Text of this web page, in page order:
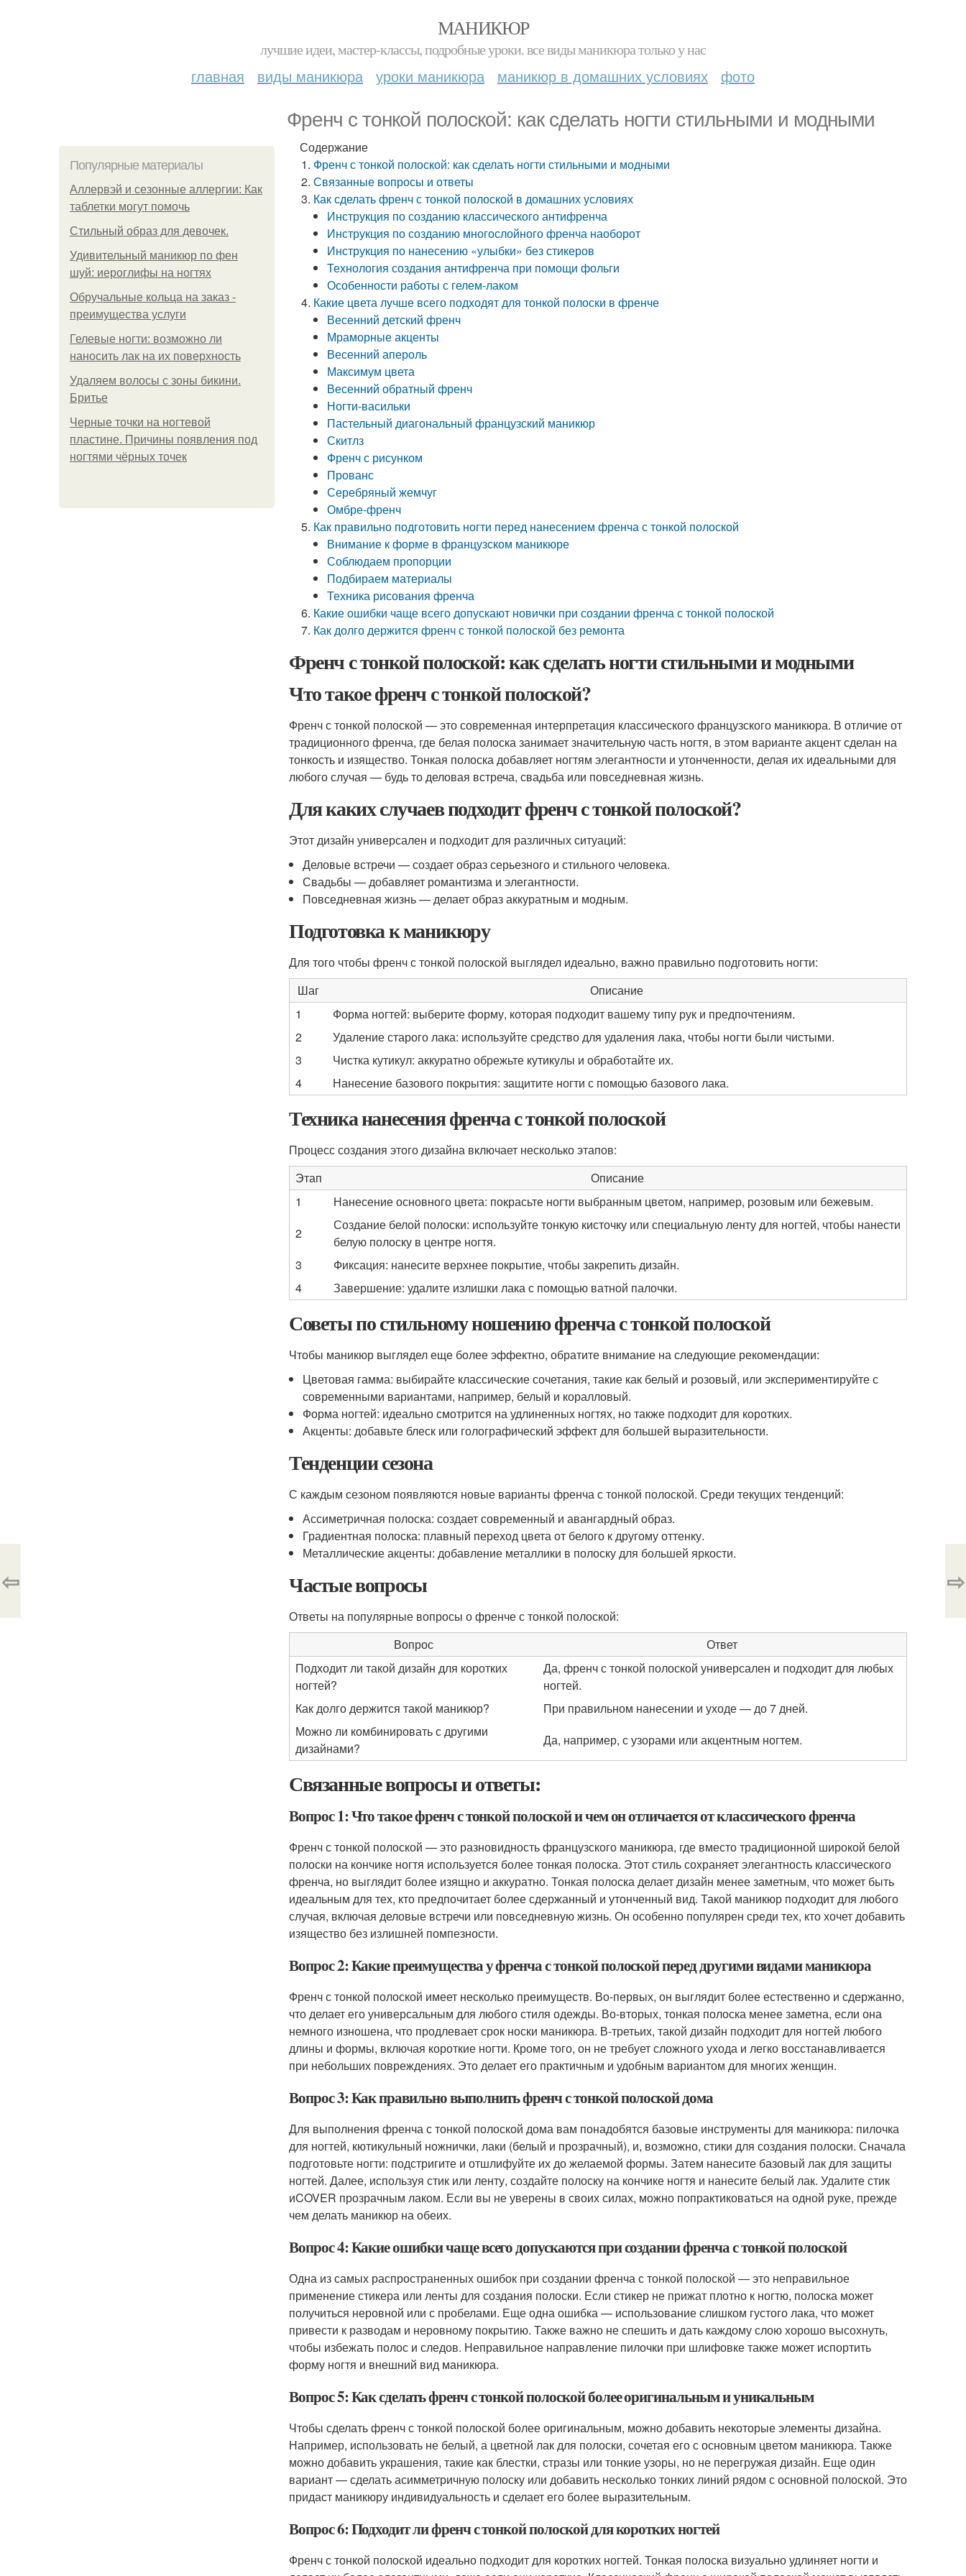
МАНИКЮР
лучшие идеи, мастер-классы, подробные уроки. все виды маникюра только у нас
главная виды маникюра уроки маникюра маникюр в домашних условиях фото
Френч с тонкой полоской: как сделать ногти стильными и модными
Популярные материалы
Аллервэй и сезонные аллергии: Как
таблетки могут помочь
Стильный образ для девочек.
Удивительный маникюр по фен
шуй: иероглифы на ногтях
Обручальные кольца на заказ -
преимущества услуги
Гелевые ногти: возможно ли
наносить лак на их поверхность
Удаляем волосы с зоны бикини.
Бритье
Черные точки на ногтевой
пластине. Причины появления под
ногтями чёрных точек
Содержание
Френч с тонкой полоской: как сделать ногти стильными и модными
Связанные вопросы и ответы
Как сделать френч с тонкой полоской в домашних условиях
Инструкция по созданию классического антифренча
Инструкция по созданию многослойного френча наоборот
Инструкция по нанесению «улыбки» без стикеров
Технология создания антифренча при помощи фольги
Особенности работы с гелем-лаком
Какие цвета лучше всего подходят для тонкой полоски в френче
Весенний детский френч
Мраморные акценты
Весенний апероль
Максимум цвета
Весенний обратный френч
Ногти-васильки
Пастельный диагональный французский маникюр
Скитлз
Френч с рисунком
Прованс
Серебряный жемчуг
Омбре-френч
Как правильно подготовить ногти перед нанесением френча с тонкой полоской
Внимание к форме в французском маникюре
Соблюдаем пропорции
Подбираем материалы
Техника рисования френча
Какие ошибки чаще всего допускают новички при создании френча с тонкой полоской
Как долго держится френч с тонкой полоской без ремонта
Френч с тонкой полоской: как сделать ногти стильными и модными
Что такое френч с тонкой полоской?
Френч с тонкой полоской — это современная интерпретация классического французского маникюра. В отличие от
традиционного френча, где белая полоска занимает значительную часть ногтя, в этом варианте акцент сделан на
тонкость и изящество. Тонкая полоска добавляет ногтям элегантности и утонченности, делая их идеальными для
любого случая — будь то деловая встреча, свадьба или повседневная жизнь.
Для каких случаев подходит френч с тонкой полоской?
Этот дизайн универсален и подходит для различных ситуаций:
Деловые встречи — создает образ серьезного и стильного человека.
Свадьбы — добавляет романтизма и элегантности.
Повседневная жизнь — делает образ аккуратным и модным.
Подготовка к маникюру
Для того чтобы френч с тонкой полоской выглядел идеально, важно правильно подготовить ногти:
Шаг
Описание
1
Форма ногтей: выберите форму, которая подходит вашему типу рук и предпочтениям.
2
Удаление старого лака: используйте средство для удаления лака, чтобы ногти были чистыми.
3
Чистка кутикул: аккуратно обрежьте кутикулы и обработайте их.
4
Нанесение базового покрытия: защитите ногти с помощью базового лака.
Техника нанесения френча с тонкой полоской
Процесс создания этого дизайна включает несколько этапов:
Этап
Описание
1
Нанесение основного цвета: покрасьте ногти выбранным цветом, например, розовым или бежевым.
2
Создание белой полоски: используйте тонкую кисточку или специальную ленту для ногтей, чтобы нанести
белую полоску в центре ногтя.
3
Фиксация: нанесите верхнее покрытие, чтобы закрепить дизайн.
4
Завершение: удалите излишки лака с помощью ватной палочки.
Советы по стильному ношению френча с тонкой полоской
Чтобы маникюр выглядел еще более эффектно, обратите внимание на следующие рекомендации:
Цветовая гамма: выбирайте классические сочетания, такие как белый и розовый, или экспериментируйте с
современными вариантами, например, белый и коралловый.
Форма ногтей: идеально смотрится на удлиненных ногтях, но также подходит для коротких.
Акценты: добавьте блеск или голографический эффект для большей выразительности.
Тенденции сезона
С каждым сезоном появляются новые варианты френча с тонкой полоской. Среди текущих тенденций:
Ассиметричная полоска: создает современный и авангардный образ.
Градиентная полоска: плавный переход цвета от белого к другому оттенку.
Металлические акценты: добавление металлики в полоску для большей яркости.
Частые вопросы
Ответы на популярные вопросы о френче с тонкой полоской:
Вопрос
Ответ
Подходит ли такой дизайн для коротких
ногтей?
Да, френч с тонкой полоской универсален и подходит для любых
ногтей.
Как долго держится такой маникюр?
При правильном нанесении и уходе — до 7 дней.
Можно ли комбинировать с другими
дизайнами?
Да, например, с узорами или акцентным ногтем.
Связанные вопросы и ответы:
Вопрос 1: Что такое френч с тонкой полоской и чем он отличается от классического френча
Френч с тонкой полоской — это разновидность французского маникюра, где вместо традиционной широкой белой
полоски на кончике ногтя используется более тонкая полоска. Этот стиль сохраняет элегантность классического
френча, но выглядит более изящно и аккуратно. Тонкая полоска делает дизайн менее заметным, что может быть
идеальным для тех, кто предпочитает более сдержанный и утонченный вид. Такой маникюр подходит для любого
случая, включая деловые встречи или повседневную жизнь. Он особенно популярен среди тех, кто хочет добавить
изящество без излишней помпезности.
Вопрос 2: Какие преимущества у френча с тонкой полоской перед другими видами маникюра
Френч с тонкой полоской имеет несколько преимуществ. Во-первых, он выглядит более естественно и сдержанно,
что делает его универсальным для любого стиля одежды. Во-вторых, тонкая полоска менее заметна, если она
немного изношена, что продлевает срок носки маникюра. В-третьих, такой дизайн подходит для ногтей любого
длины и формы, включая короткие ногти. Кроме того, он не требует сложного ухода и легко восстанавливается
при небольших повреждениях. Это делает его практичным и удобным вариантом для многих женщин.
Вопрос 3: Как правильно выполнить френч с тонкой полоской дома
Для выполнения френча с тонкой полоской дома вам понадобятся базовые инструменты для маникюра: пилочка
для ногтей, кютикульный ножнички, лаки (белый и прозрачный), и, возможно, стики для создания полоски. Сначала
подготовьте ногти: подстригите и отшлифуйте их до желаемой формы. Затем нанесите базовый лак для защиты
ногтей. Далее, используя стик или ленту, создайте полоску на кончике ногтя и нанесите белый лак. Удалите стик
иCOVER прозрачным лаком. Если вы не уверены в своих силах, можно попрактиковаться на одной руке, прежде
чем делать маникюр на обеих.
Вопрос 4: Какие ошибки чаще всего допускаются при создании френча с тонкой полоской
Одна из самых распространенных ошибок при создании френча с тонкой полоской — это неправильное
применение стикера или ленты для создания полоски. Если стикер не прижат плотно к ногтю, полоска может
получиться неровной или с пробелами. Еще одна ошибка — использование слишком густого лака, что может
привести к разводам и неровному покрытию. Также важно не спешить и дать каждому слою хорошо высохнуть,
чтобы избежать полос и следов. Неправильное направление пилочки при шлифовке также может испортить
форму ногтя и внешний вид маникюра.
Вопрос 5: Как сделать френч с тонкой полоской более оригинальным и уникальным
Чтобы сделать френч с тонкой полоской более оригинальным, можно добавить некоторые элементы дизайна.
Например, использовать не белый, а цветной лак для полоски, сочетая его с основным цветом маникюра. Также
можно добавить украшения, такие как блестки, стразы или тонкие узоры, но не перегружая дизайн. Еще один
вариант — сделать асимметричную полоску или добавить несколько тонких линий рядом с основной полоской. Это
придаст маникюру индивидуальность и сделает его более выразительным.
Вопрос 6: Подходит ли френч с тонкой полоской для коротких ногтей
Френч с тонкой полоской идеально подходит для коротких ногтей. Тонкая полоска визуально удлиняет ногти и
⇦ ⇨